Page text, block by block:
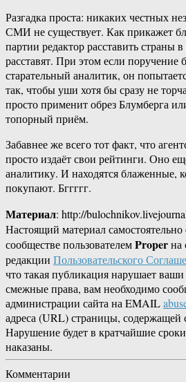
Разгадка проста: никаких честных
СМИ не существует. Как прикажет
партии редактор расставить страны
расставят. При этом если поручение
старательный аналитик, он
так, чтобы уши хотя бы сразу не
просто применит обрез Блумберга
топорный приём.
Забавнее же всего тот факт, что
просто издаёт свои рейтинги. Оно
аналитику. И находятся блаженные,
покупают. Бггггг.
Материал: http://
Настоящий материал
сообществе пользователемProperна
редакции Пользовательского
что такая публикация нарушает
смежные права, вам необходимо
администрации сайта на EMAIL
адреса (URL) страницы, содержащей
Нарушение будет в кратчайшие
наказаны.
Комментарии